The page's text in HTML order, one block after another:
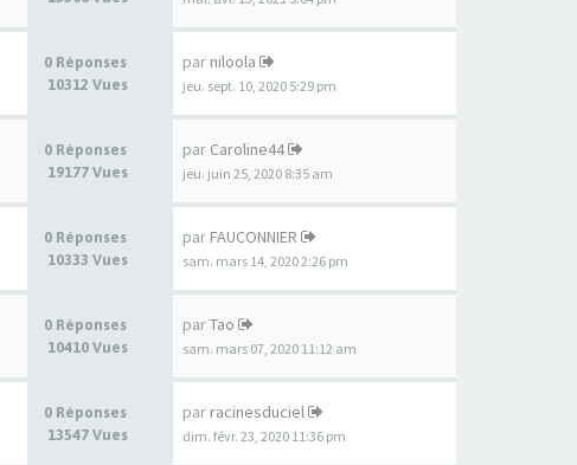
0 Réponses
10312 Vues
par niloola
jeu. sept. 10, 2020 5:29 pm
0 Réponses
19177 Vues
par Caroline44
jeu. juin 25, 2020 8:35 am
0 Réponses
10333 Vues
par FAUCONNIER
sam. mars 14, 2020 2:26 pm
0 Réponses
10410 Vues
parTao
sam. mars 07, 2020 11:12 am
0 Réponses
13547 Vues
par racinesduciel
dim. févr. 23, 2020 11:36 pm